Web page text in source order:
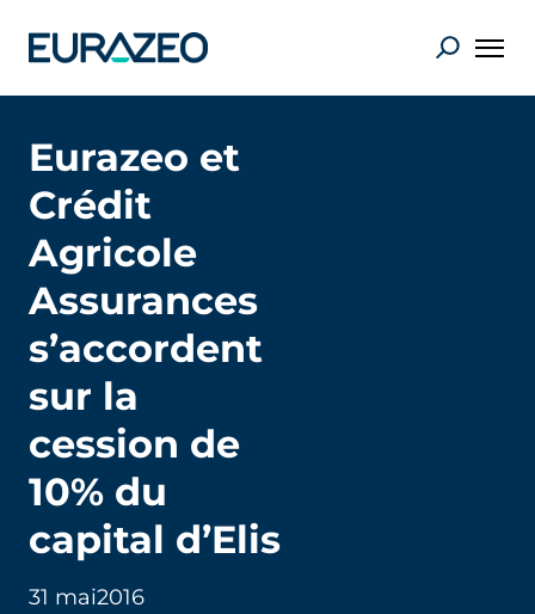
Eurazeo et
Crédit
Agricole
Assurances
s’accordent
sur la
cession de
10% du
capital d’Elis
31 mai2016